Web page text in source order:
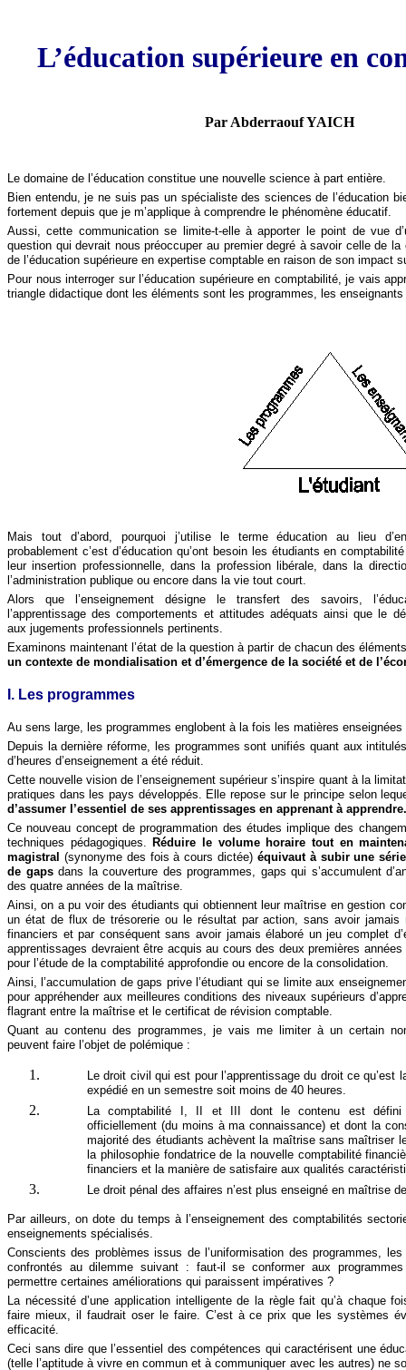
L’éducation supérieure en
Par Abderraouf YAICH
Le domaine de l’éducation constitue une nouvelle science à part entière.
Bien entendu, je ne suis pas un spécialiste des sciences de l’éducation
fortement depuis que je m’applique à comprendre le phénomène éducatif.
Aussi, cette communication se limite-t-elle à apporter le point de vue
question qui devrait nous préoccuper au premier degré à savoir celle de
de l’éducation supérieure en expertise comptable en raison de son impact
Pour nous interroger sur l’éducation supérieure en comptabilité, je vais
triangle didactique dont les éléments sont les programmes, les
Mais tout d’abord, pourquoi j’utilise le terme éducation au lieu
probablement c’est d’éducation qu’ont besoin les étudiants en
leur insertion professionnelle, dans la profession libérale, dans la
l’administration publique ou encore dans la vie tout court.
Alors que l’enseignement désigne le transfert des savoirs,
l’apprentissage des comportements et attitudes adéquats ainsi que le
aux jugements professionnels pertinents.
Examinons maintenant l’état de la question à partir de chacun des
un contexte de mondialisation et d’émergence de la société et de
I. Les programmes
Au sens large, les programmes englobent à la fois les matières
Depuis la dernière réforme, les programmes sont unifiés quant aux
d’heures d’enseignement a été réduit.
Cette nouvelle vision de l’enseignement supérieur s’inspire quant à la
pratiques dans les pays développés. Elle repose sur le principe selon
d’assumer l’essentiel de ses apprentissages en apprenant à apprendre.
Ce nouveau concept de programmation des études implique des
techniques pédagogiques.
Réduire le volume horaire tout en
magistral (synonyme des fois à cours dictée) équivaut à subir une
de gapsdans la couverture des programmes, gaps qui s’accumulent
des quatre années de la maîtrise.
Ainsi, on a pu voir des étudiants qui obtiennent leur maîtrise en gestion
un état de flux de trésorerie ou le résultat par action, sans avoir jamais
financiers et par conséquent sans avoir jamais élaboré un jeu complet
apprentissages devraient être acquis au cours des deux premières
pour l’étude de la comptabilité approfondie ou encore de la consolidation.
Ainsi, l’accumulation de gaps prive l’étudiant qui se limite aux
pour appréhender aux meilleures conditions des niveaux supérieurs
flagrant entre la maîtrise et le certificat de révision comptable.
Quant au contenu des programmes, je vais me limiter à un certain
peuvent faire l’objet de polémique :
Le droit civil qui est pour l’apprentissage du droit ce qu’est
expédié en un semestre soit moins de 40 heures.
La comptabilité I, II et III dont le contenu est défini
officiellement (du moins à ma connaissance) et dont la
majorité des étudiants achèvent la maîtrise sans maîtriser
la philosophie fondatrice de la nouvelle comptabilité
financiers et la manière de satisfaire aux qualités
Le droit pénal des affaires n’est plus enseigné en maîtrise
Par ailleurs, on dote du temps à l’enseignement des comptabilités
enseignements spécialisés.
Conscients des problèmes issus de l’uniformisation des programmes,
confrontés au dilemme suivant : faut-il se conformer aux
permettre certaines améliorations qui paraissent impératives ?
La nécessité d’une application intelligente de la règle fait qu’à chaque
faire mieux, il faudrait oser le faire. C’est à ce prix que les systèmes
efficacité.
Ceci sans dire que l’essentiel des compétences qui caractérisent une
(telle l’aptitude à vivre en commun et à communiquer avec les autres) ne